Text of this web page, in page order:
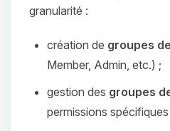
granularité :
création de groupes
Member, Admin, etc.) ;
gestion des groupes
permissions